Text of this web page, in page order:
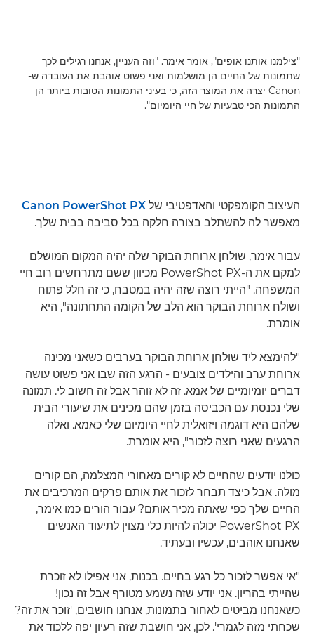
"צילמנו אותנו אופים", אומר אימר. "וזה העניין, אנחנו רגילים לכך
שתמונות של החיים הן מושלמות ואני פשוט אוהבת את העובדה ש-
Canon יצרה את המוצר הזה, כי בעיני התמונות הטובות ביותר הן
התמונות הכי טבעיות של חיי היומיום".
העיצוב הקומפקטי והאדפטיבי של Canon PowerShot PX
מאפשר לה להשתלב בצורה חלקה בכל סביבה בבית שלך.
עבור אימר, שולחן ארוחת הבוקר שלה יהיה המקום המושלם
למקם את ה-PowerShot PX מכיוון ששם מתרחשים רוב חיי
המשפחה. "הייתי רוצה שזה יהיה במטבח, כי זה חלל פתוח
ושולח ארוחת הבוקר הוא הלב של הקומה התחתונה", היא
אומרת.
"להימצא ליד שולחן ארוחת הבוקר בערבים כשאני מכינה
ארוחת ערב והילדים צובעים - הרגע הזה שבו אני פשוט עושה
דברים יומיומיים של אמא. זה לא זוהר אבל זה חשוב לי. תמונה
שלי נכנסת עם הכביסה בזמן שהם מכינים את שיעורי הבית
שלהם היא דוגמה ויזואלית לחיי היומיום שלי כאמא. ואלה
הרגעים שאני רוצה לזכור", היא אומרת.
כולנו יודעים שהחיים לא קורים מאחורי המצלמה, הם קורים
מולה. אבל כיצד תבחר לזכור את אותם פרקים המרכיבים את
החיים שלך כפי שאתה מכיר אותם? עבור הורים כמו אימר,
PowerShot PX יכולה להיות כלי מצוין לתיעוד האנשים
שאנחנו אוהבים, עכשיו ובעתיד.
"אי אפשר לזכור כל רגע בחיים. בכנות, אני אפילו לא זוכרת
שהייתי בהריון. אני יודע שזה נשמע מטורף אבל זה נכון!
כשאנחנו מביטים לאחור בתמונות, אנחנו חושבים, 'זוכר את זה?
שכחתי מזה לגמרי'. לכן, אני חושבת שזה רעיון יפה ללכוד את